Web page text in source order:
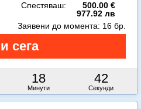
Спестяваш:
500.00 €
977.92 лв
18
Минути
42
Секунди
Заявени до момента: 16 бр.